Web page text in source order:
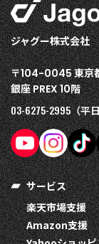
ジャグー株式会社
〒104-0045東京
銀座PREX 10階
03-6275-2995（平
サービス
楽天市場支援
Amazon支援